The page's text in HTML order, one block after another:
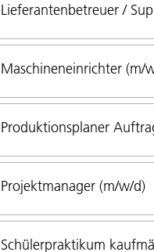
Lieferantenbetreuer /
Maschineneinrichter (m/
Produktionsplaner
Projektmanager (m/w/d)
Schülerpraktikum